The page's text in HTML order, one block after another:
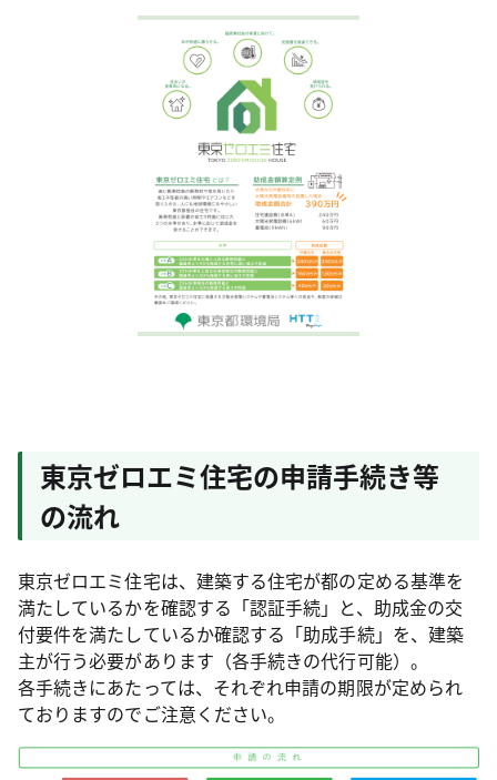
東京ゼロエミ住宅の申請手続き等
の流れ
東京ゼロエミ住宅は、建築する住宅が都の定める基準を
満たしているかを確認する「認証手続」と、助成金の交
付要件を満たしているか確認する「助成手続」を、建築
主が行う必要があります（各手続きの代行可能）。
各手続きにあたっては、それぞれ申請の期限が定められ
ておりますのでご注意ください。